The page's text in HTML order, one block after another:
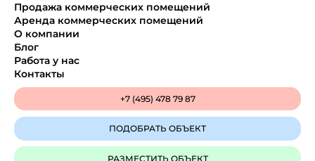
Продажа коммерческих помещений
Аренда коммерческих помещений
О компании
Блог
Работа у нас
Контакты
+7 (495) 478 79 87
ПОДОБРАТЬ ОБЪЕКТ
РАЗМЕСТИТЬ ОБЪЕКТ